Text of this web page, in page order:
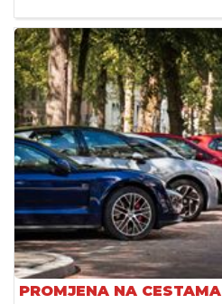
PROMJENA NA CESTAMA